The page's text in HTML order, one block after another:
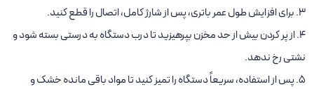
3. برای افزایش طول عمر باتری، پس از شارژ کامل، اتصال را قطع کنید.
4. از پر کردن بیش‌ از حد مخزن بپرهیزید تا درب دستگاه به‌ درستی بسته شود و
نشتی رخ ندهد.
5. پس از استفاده، سریعاً دستگاه را تمیز کنید تا مواد باقی‌ مانده خشک و